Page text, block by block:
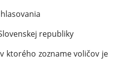
republiky
ktorého zozname voličov je